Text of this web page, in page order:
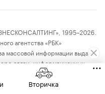
1995–2026.
агентства «РБК»
массовой информации выдано
связи, информационных
09.12.2015
издания «РБК»
Вторичка